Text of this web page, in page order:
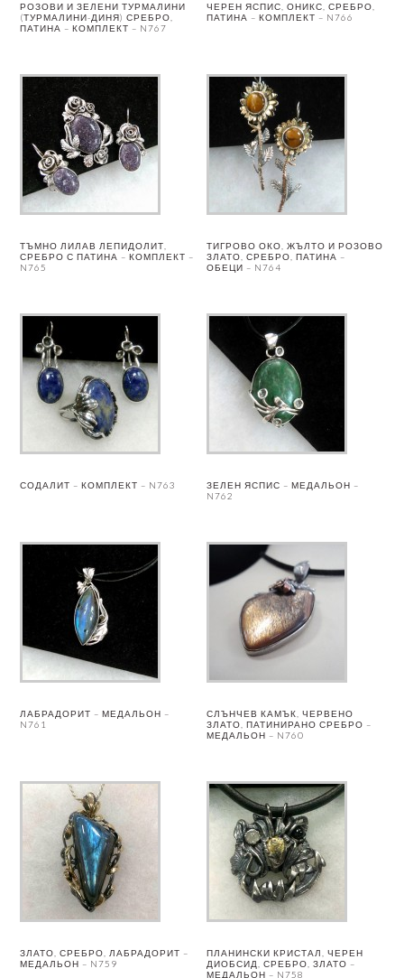
РОЗОВИ И ЗЕЛЕНИ ТУРМАЛИНИ
(ТУРМАЛИНИ-ДИНЯ) СРЕБРО,
ПАТИНА – КОМПЛЕКТ – N767
ЧЕРЕН ЯСПИС, ОНИКС, СРЕБРО,
ПАТИНА – КОМПЛЕКТ – N766
ТЪМНО ЛИЛАВ ЛЕПИДОЛИТ,
СРЕБРО С ПАТИНА – КОМПЛЕКТ –
N765
ТИГРОВО ОКО, ЖЪЛТО И РОЗОВО
ЗЛАТО, СРЕБРО, ПАТИНА –
ОБЕЦИ – N764
СОДАЛИТ – КОМПЛЕКТ – N763
ЗЕЛЕН ЯСПИС – МЕДАЛЬОН –
N762
ЛАБРАДОРИТ – МЕДАЛЬОН –
N761
СЛЪНЧЕВ КАМЪК, ЧЕРВЕНО
ЗЛАТО, ПАТИНИРАНО СРЕБРО –
МЕДАЛЬОН – N760
ЗЛАТО, СРЕБРО, ЛАБРАДОРИТ –
МЕДАЛЬОН – N759
ПЛАНИНСКИ КРИСТАЛ, ЧЕРЕН
ДИОБСИД, СРЕБРО, ЗЛАТО –
МЕДАЛЬОН – N758